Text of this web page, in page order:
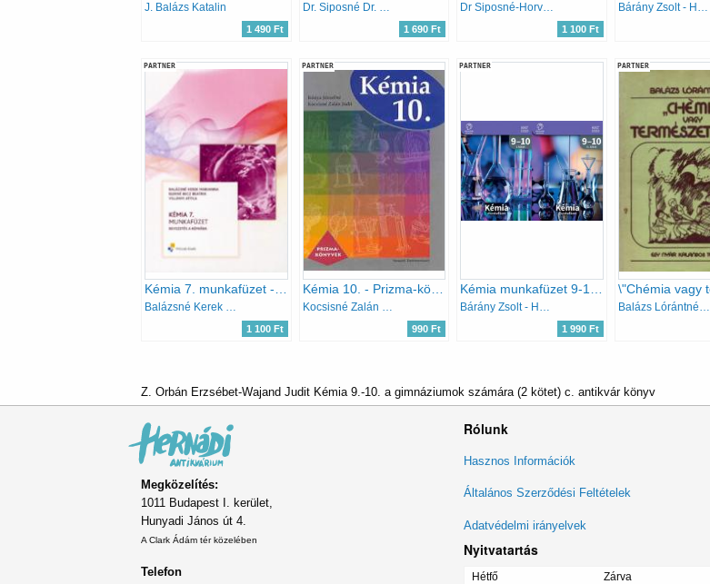
J. Balázs Katalin
1 490 Ft
Dr. Siposné Dr. Kedves Éva-Horváth Balázs-Péntek Lászlóné
1 690 Ft
Dr Siposné-Horváth B.-Péntek Lászlóné
1 100 Ft
Bárány Zsolt - Hotziné Pócsi Anikó - Marchis Valér
PARTNER
Balázsné Kerek M.; Elekné Becz B.; Villányi A.
1 100 Ft
PARTNER
Kémia 10. - Prizma-könyvek
Kocsisné Zalán Judit; Kónya Józsefné
990 Ft
PARTNER
Bárány Zsolt - Hotziné Pócsi Anikó - Marchis Valér Várallyainé - Balázs Judit
1 990 Ft
PARTNER
Balázs Lórántné dr.
Z. Orbán Erzsébet-Wajand Judit Kémia 9.-10. a gimnáziumok számára (2 kötet) c. antikvár könyv
Megközelítés:
1011 Budapest I. kerület,
Hunyadi János út 4.
A Clark Ádám tér közelében
Telefon
Rólunk
Lábléc
menü
Hasznos Információk
Általános Szerződési Feltételek
Adatvédelmi irányelvek
Nyitvatartás
Hétfő Zárva